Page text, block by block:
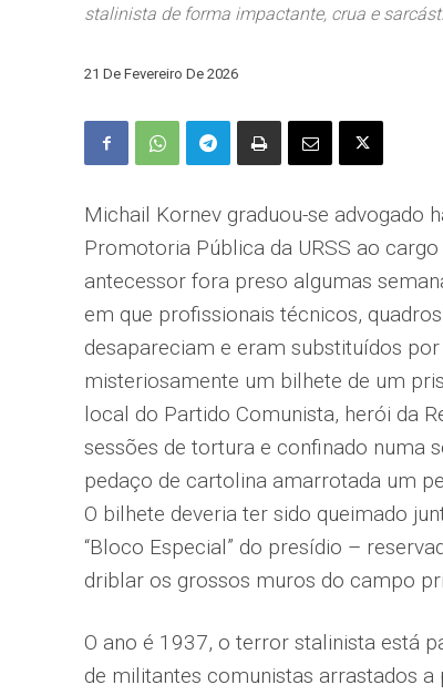
stalinista de forma impactante, crua e
21 De Fevereiro De 2026
Michail Kornev graduou-se advogado
Promotoria Pública da URSS ao
antecessor fora preso algumas
em que profissionais técnicos,
desapareciam e eram substituídos
misteriosamente um bilhete de um
local do Partido Comunista, herói da
sessões de tortura e confinado numa
pedaço de cartolina amarrotada um
O bilhete deveria ter sido queimado
“Bloco Especial” do presídio –
driblar os grossos muros do campo
O ano é 1937, o terror stalinista está
de militantes comunistas arrastados